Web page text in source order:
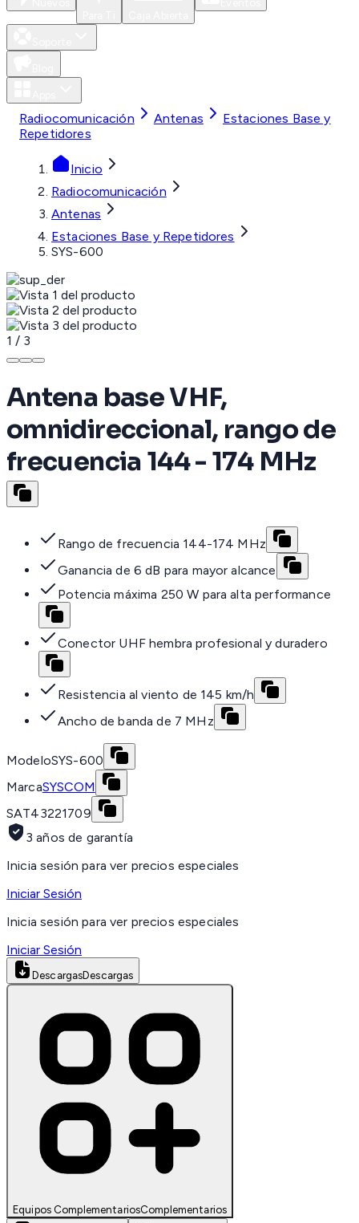
Radiocomunicación Antenas
Estaciones Base y
Repetidores
Inicio
Radiocomunicación
Antenas
Estaciones Base y Repetidores
SYS-600
1 / 3
Antena base VHF,
omnidireccional, rango de
frecuencia 144 - 174 MHz
Rango de frecuencia 144-174 MHz
Ganancia de 6 dB para mayor alcance
Potencia máxima 250 W para alta performance
Conector UHF hembra profesional y duradero
Resistencia al viento de 145 km/h
Ancho de banda de 7 MHz
ModeloSYS-600
MarcaSYSCOM
SAT43221709
3 años de garantía
Inicia sesión para ver precios especiales
Iniciar Sesión
Inicia sesión para ver precios especiales
Iniciar Sesión
DescargasDescargas
Equipos ComplementariosComplementarios